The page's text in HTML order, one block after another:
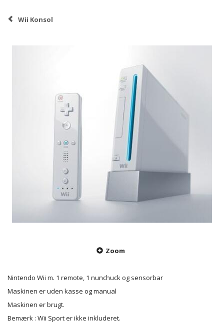
Wii Konsol
Zoom
Nintendo Wii m. 1 remote, 1 nunchuck og sensorbar
Maskinen er uden kasse og manual
Maskinen er brugt.
Bemærk : Wii Sport er ikke inkluderet.